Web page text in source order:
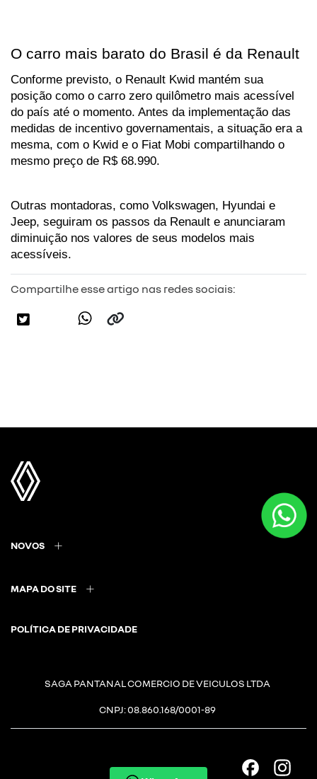
O carro mais barato do Brasil é da Renault
Conforme previsto, o Renault Kwid mantém sua
posição como o carro zero quilômetro mais acessível
do país até o momento. Antes da implementação das
medidas de incentivo governamentais, a situação era a
mesma, com o Kwid e o Fiat Mobi compartilhando o
mesmo preço de R$ 68.990.
Outras montadoras, como Volkswagen, Hyundai e
Jeep, seguiram os passos da Renault e anunciaram
diminuição nos valores de seus modelos mais
acessíveis.
Compartilhe esse artigo nas redes sociais:
NOVOS
MAPA DO SITE
POLÍTICA DE PRIVACIDADE
SAGA PANTANAL COMERCIO DE VEICULOS LTDA
CNPJ: 08.860.168/0001-89